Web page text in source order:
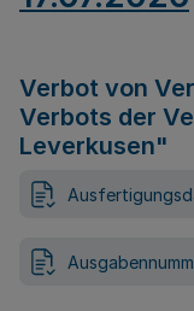
Verbot von
Verbots der
Leverkusen"